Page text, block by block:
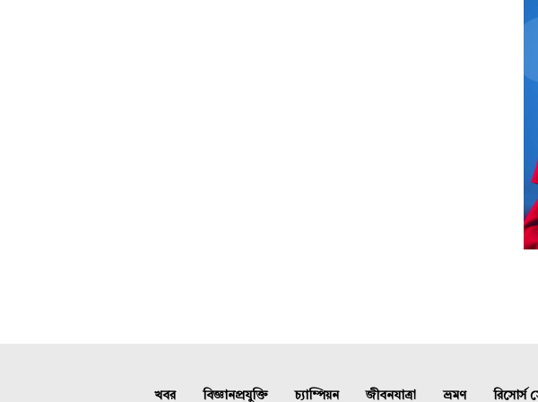
খবর বিজ্ঞানপ্রযুক্তি চ্যাম্পিয়ন জীবনযাত্রা ভ্রমণ রিসোর্স